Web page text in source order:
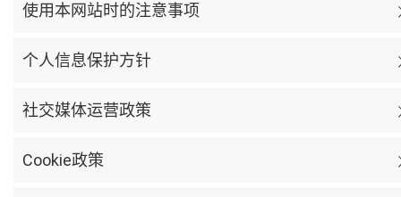
使用本网站时的注意事项
个人信息保护方针
社交媒体运营政策
Cookie政策